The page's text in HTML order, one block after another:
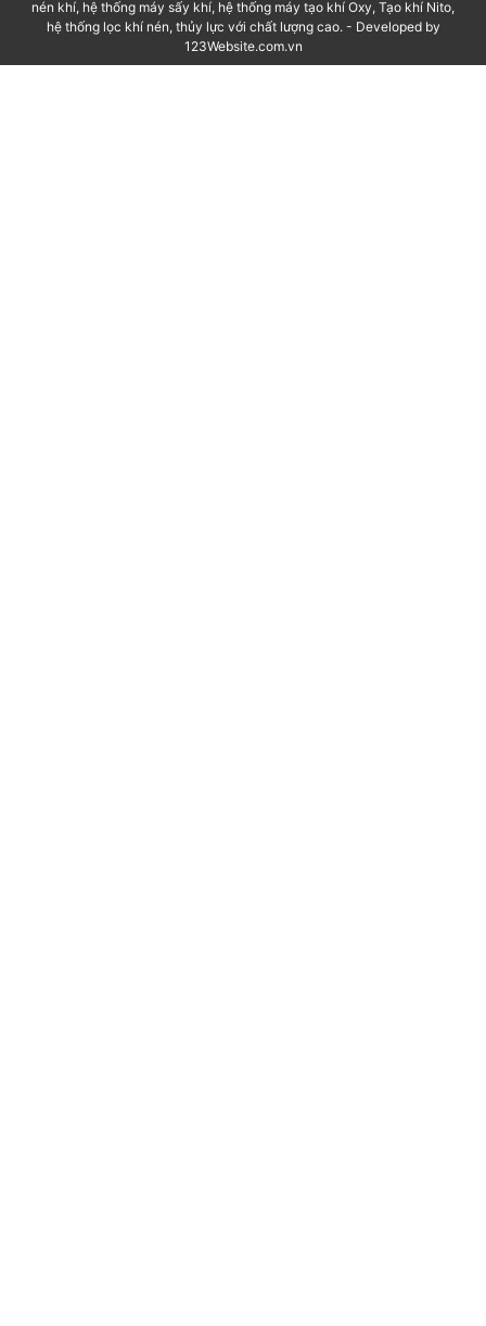
nén khí, hệ thống máy sấy khí, hệ thống máy tạo khí Oxy, Tạo khí Nito,
hệ thống lọc khí nén, thủy lực với chất lượng cao. - Developed by
123Website.com.vn